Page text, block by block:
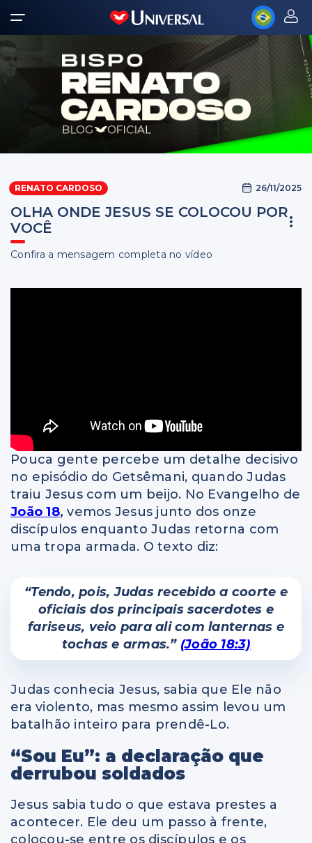
RENATO CARDOSO 26/11/2025
OLHA ONDE JESUS SE COLOCOU POR
VOCÊ
Confira a mensagem completa no vídeo
Pouca gente percebe um detalhe decisivo
no episódio do Getsêmani, quando Judas
traiu Jesus com um beijo. No Evangelho de
João 18, vemos Jesus junto dos onze
discípulos enquanto Judas retorna com
uma tropa armada. O texto diz:
“Tendo, pois, Judas recebido a coorte e
oficiais dos principais sacerdotes e
fariseus, veio para ali com lanternas e
tochas e armas.” (João 18:3)
Judas conhecia Jesus, sabia que Ele não
era violento, mas mesmo assim levou um
batalhão inteiro para prendê-Lo.
“Sou Eu”: a declaração que
derrubou soldados
Jesus sabia tudo o que estava prestes a
acontecer. Ele deu um passo à frente,
colocou-se entre os discípulos e os